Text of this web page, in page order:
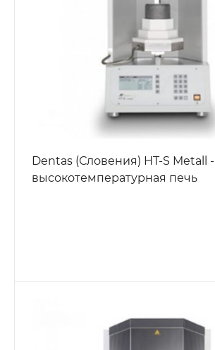
Dentas (Словения) HT-S Metall -
высокотемпературная печь